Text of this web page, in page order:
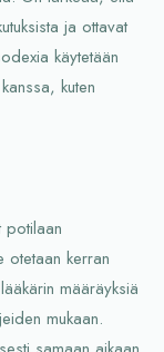
ja ottavat
käytetään
kuten
potilaan
otetaan kerran
määräyksiä
mukaan.